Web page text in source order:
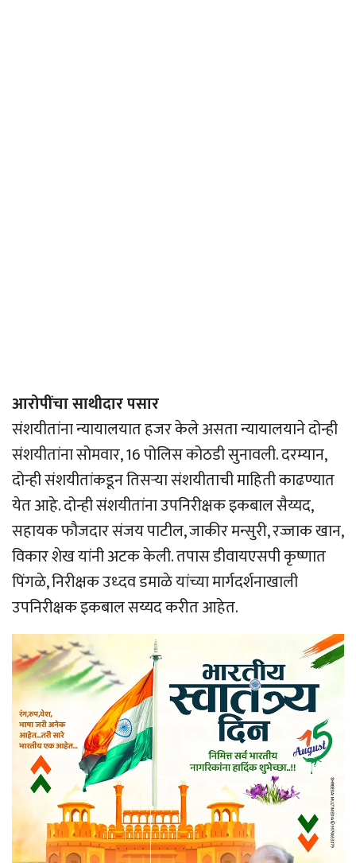
आरोपींचा साथीदार पसार
संशयीतांना न्यायालयात हजर केले असता न्यायालयाने दोन्ही
संशयीतांना सोमवार, 16 पोलिस कोठडी सुनावली. दरम्यान,
दोन्ही संशयीतांकडून तिसर्‍या संशयीताची माहिती काढण्यात
येत आहे. दोन्ही संशयीतांना उपनिरीक्षक इकबाल सैय्यद,
सहायक फौजदार संजय पाटील, जाकीर मन्सुरी, रज्जाक खान,
विकार शेख यांनी अटक केली. तपास डीवायएसपी कृष्णात
पिंगळे, निरीक्षक उध्दव डमाळे यांच्या मार्गदर्शनाखाली
उपनिरीक्षक इकबाल सय्यद करीत आहेत.